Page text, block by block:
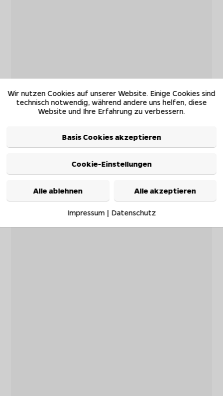
Wir nutzen Cookies auf unserer Website. Einige Cookies sind
technisch notwendig, während andere uns helfen, diese
Website und Ihre Erfahrung zu verbessern.
Basis Cookies akzeptieren
Cookie-Einstellungen
Alle ablehnen Alle akzeptieren
Impressum| Datenschutz